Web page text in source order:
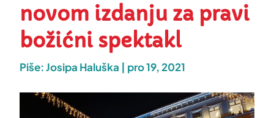
novom izdanju za pravi
božićni spektakl
Piše:Josipa Haluška | pro 19, 2021